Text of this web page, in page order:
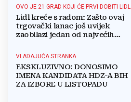
OVO JE 21 GRAD KOJI ĆE PRVI DOBITI LIDL
Lidl kreće s radom: Zašto ovaj
trgovački lanac još uvijek
zaobilazi jedan od najvećih
VLADAJUĆA STRANKA
EKSKLUZIVNO: DONOSIMO
IMENA KANDIDATA HDZ-A BIH
ZA IZBORE U LISTOPADU